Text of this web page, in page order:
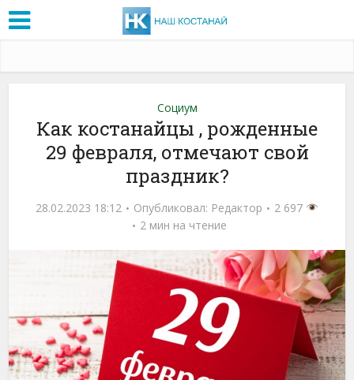
Социум
Как костанайцы , рожденные
29 февраля, отмечают свой
праздник?
28.02.2023 18:12 Опубликовал: Редактор
2 697
2 мин на чтение